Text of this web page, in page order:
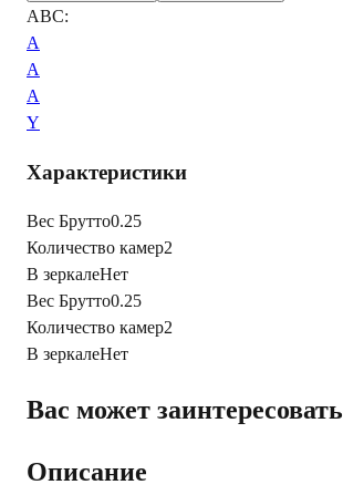
ABC:
A
A
A
Y
Характеристики
Вес Брутто0.25
Количество камер2
В зеркалеНет
Вес Брутто0.25
Количество камер2
В зеркалеНет
Вас может заинтересовать
Описание